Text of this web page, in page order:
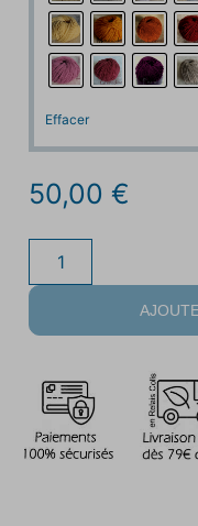
Effacer
50,00€